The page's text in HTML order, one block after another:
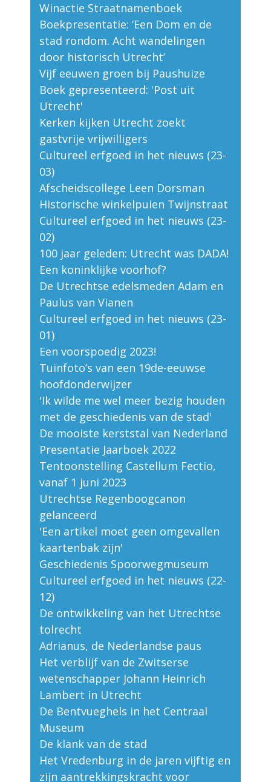
Winactie Straatnamenboek
Boekpresentatie: ‘Een Dom en de
stad rondom. Acht wandelingen
door historisch Utrecht’
Vijf eeuwen groen bij Paushuize
Boek gepresenteerd: 'Post uit
Utrecht'
Kerken kijken Utrecht zoekt
gastvrije vrijwilligers
Cultureel erfgoed in het nieuws (23-
03)
Afscheidscollege Leen Dorsman
Historische winkelpuien Twijnstraat
Cultureel erfgoed in het nieuws (23-
02)
100 jaar geleden: Utrecht was DADA!
Een koninklijke voorhof?
De Utrechtse edelsmeden Adam en
Paulus van Vianen
Cultureel erfgoed in het nieuws (23-
01)
Een voorspoedig 2023!
Tuinfoto’s van een 19de-eeuwse
hoofdonderwijzer
'Ik wilde me wel meer bezig houden
met de geschiedenis van de stad'
De mooiste kerststal van Nederland
Presentatie Jaarboek 2022
Tentoonstelling Castellum Fectio,
vanaf 1 juni 2023
Utrechtse Regenboogcanon
gelanceerd
'Een artikel moet geen omgevallen
kaartenbak zijn'
Geschiedenis Spoorwegmuseum
Cultureel erfgoed in het nieuws (22-
12)
De ontwikkeling van het Utrechtse
tolrecht
Adrianus, de Nederlandse paus
Het verblijf van de Zwitserse
wetenschapper Johann Heinrich
Lambert in Utrecht
De Bentvueghels in het Centraal
Museum
De klank van de stad
Het Vredenburg in de jaren vijftig en
zijn aantrekkingskracht voor